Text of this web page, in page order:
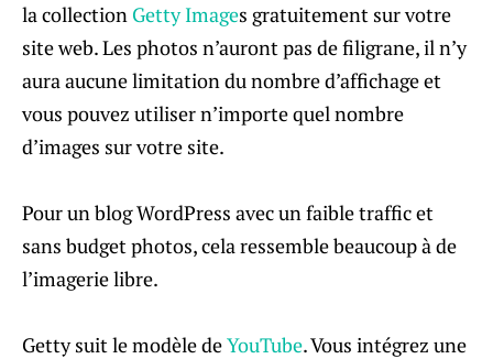
la collection Getty Images gratuitement sur ​​votre
site web. Les photos n’auront pas de filigrane, il n’y
aura aucune limitation du nombre d’affichage et
vous pouvez utiliser n’importe quel nombre
d’images sur votre site.
Pour un blog WordPress avec un faible traffic et
sans budget photos, cela ressemble beaucoup à de
l’imagerie libre.
Getty suit le modèle deYouTube. Vous intégrez une